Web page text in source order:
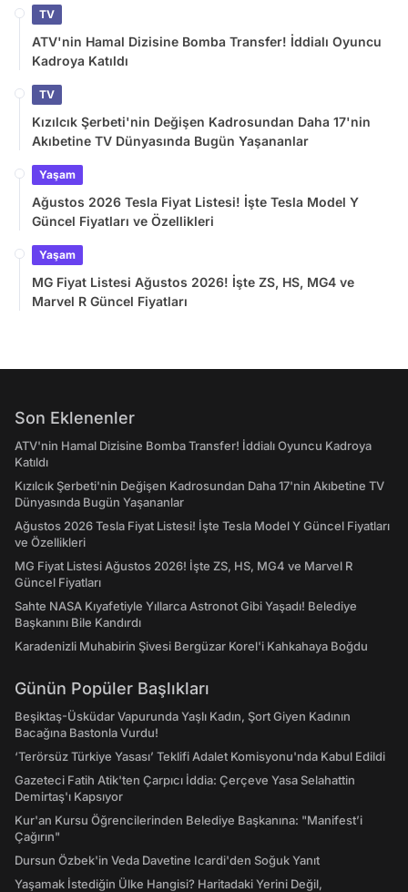
TV
ATV'nin Hamal Dizisine Bomba Transfer! İddialı Oyuncu
Kadroya Katıldı
TV
Kızılcık Şerbeti'nin Değişen Kadrosundan Daha 17'nin
Akıbetine TV Dünyasında Bugün Yaşananlar
Yaşam
Ağustos 2026 Tesla Fiyat Listesi! İşte Tesla Model Y
Güncel Fiyatları ve Özellikleri
Yaşam
MG Fiyat Listesi Ağustos 2026! İşte ZS, HS, MG4 ve
Marvel R Güncel Fiyatları
Son Eklenenler
ATV'nin Hamal Dizisine Bomba Transfer! İddialı Oyuncu Kadroya
Katıldı
Kızılcık Şerbeti'nin Değişen Kadrosundan Daha 17'nin Akıbetine TV
Dünyasında Bugün Yaşananlar
Ağustos 2026 Tesla Fiyat Listesi! İşte Tesla Model Y Güncel Fiyatları
ve Özellikleri
MG Fiyat Listesi Ağustos 2026! İşte ZS, HS, MG4 ve Marvel R
Güncel Fiyatları
Sahte NASA Kıyafetiyle Yıllarca Astronot Gibi Yaşadı! Belediye
Başkanını Bile Kandırdı
Karadenizli Muhabirin Şivesi Bergüzar Korel'i Kahkahaya Boğdu
Günün Popüler Başlıkları
Beşiktaş-Üsküdar Vapurunda Yaşlı Kadın, Şort Giyen Kadının
Bacağına Bastonla Vurdu!
‘Terörsüz Türkiye Yasası’ Teklifi Adalet Komisyonu'nda Kabul Edildi
Gazeteci Fatih Atik'ten Çarpıcı İddia: Çerçeve Yasa Selahattin
Demirtaş'ı Kapsıyor
Kur'an Kursu Öğrencilerinden Belediye Başkanına: "Manifest’i
Çağırın"
Dursun Özbek'in Veda Davetine Icardi'den Soğuk Yanıt
Yaşamak İstediğin Ülke Hangisi? Haritadaki Yerini Değil,